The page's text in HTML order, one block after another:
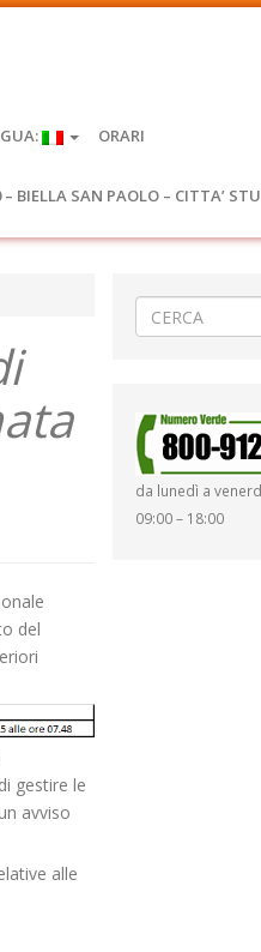
ORARI
BIELLA SAN PAOLO – CITTA’
del
gestire le
avviso
alle
da lunedì a
09:00 – 18:00